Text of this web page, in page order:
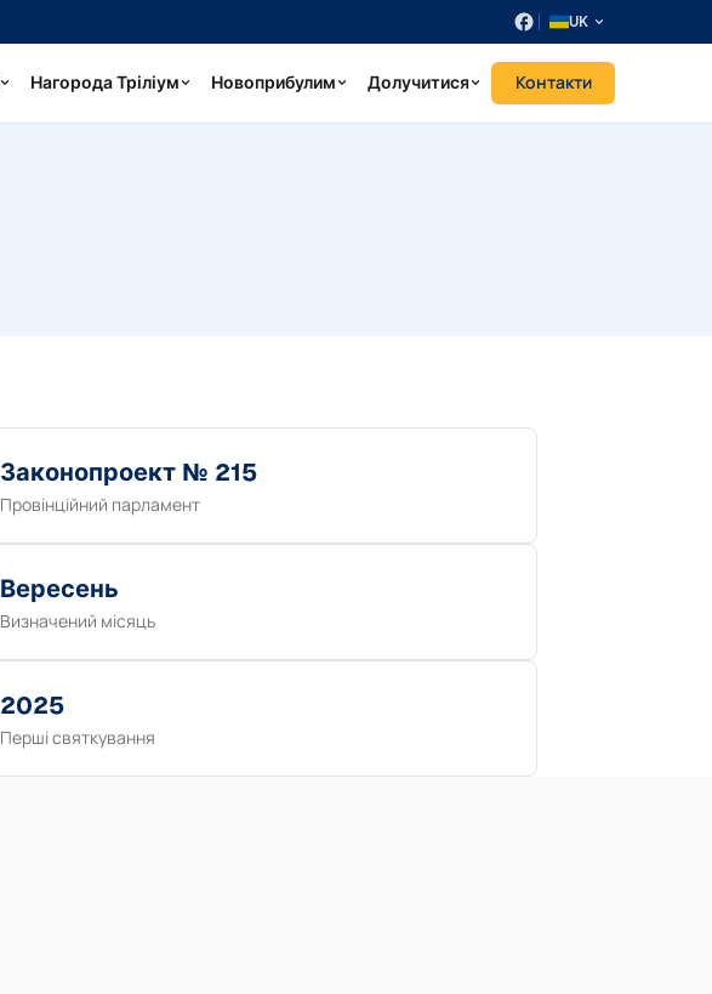
UK
Нагорода Тріліум Новоприбулим Долучитися Контакти
Законопроект № 215
Провінційний парламент
Вересень
Визначений місяць
2025
Перші святкування